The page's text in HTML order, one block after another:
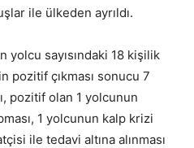
ile ülkeden ayrıldı.
yolcu sayısındaki 18 kişilik
pozitif çıkması sonucu 7
pozitif olan 1 yolcunun
1 yolcunun kalp krizi
ile tedavi altına alınması